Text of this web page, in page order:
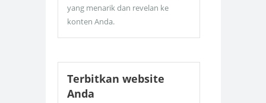
yang menarik dan revelan ke
konten Anda.
Terbitkan website
Anda